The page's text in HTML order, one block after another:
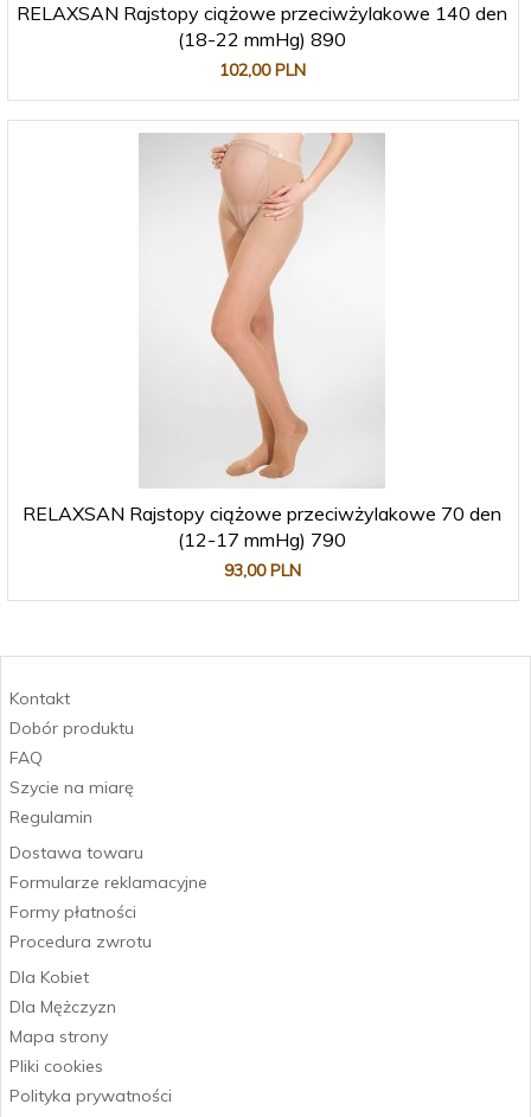
RELAXSAN Rajstopy ciążowe przeciwżylakowe 140 den
(18-22 mmHg) 890
102,00 PLN
RELAXSAN Rajstopy ciążowe przeciwżylakowe 70 den
(12-17 mmHg) 790
93,00 PLN
Kontakt
Dobór produktu
FAQ
Szycie na miarę
Regulamin
Dostawa towaru
Formularze reklamacyjne
Formy płatności
Procedura zwrotu
Dla Kobiet
Dla Mężczyzn
Mapa strony
Pliki cookies
Polityka prywatności